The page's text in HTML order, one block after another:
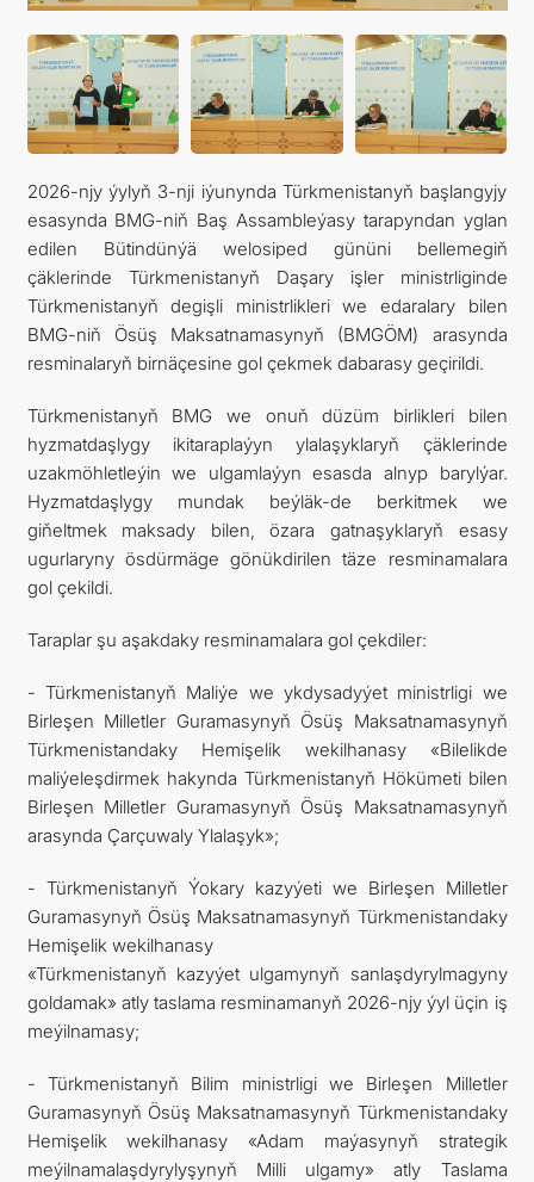
2026-njy ýylyň 3-nji iýunynda Türkmenistanyň başlangyjy
esasynda BMG-niň Baş Assambleýasy tarapyndan yglan
edilen Bütindünýä welosiped gününi bellemegiň
çäklerinde Türkmenistanyň Daşary işler ministrliginde
Türkmenistanyň degişli ministrlikleri we edaralary bilen
BMG-niň Ösüş Maksatnamasynyň (BMGÖM) arasynda
resminalaryň birnäçesine gol çekmek dabarasy geçirildi.
Türkmenistanyň BMG we onuň düzüm birlikleri bilen
hyzmatdaşlygy ikitaraplaýyn ylalaşyklaryň çäklerinde
uzakmöhletleýin we ulgamlaýyn esasda alnyp barylýar.
Hyzmatdaşlygy mundak beýläk-de berkitmek we
giňeltmek maksady bilen, özara gatnaşyklaryň esasy
ugurlaryny ösdürmäge gönükdirilen täze resminamalara
gol çekildi.
Taraplar şu aşakdaky resminamalara gol çekdiler:
- Türkmenistanyň Maliýe we ykdysadyýet ministrligi we
Birleşen Milletler Guramasynyň Ösüş Maksatnamasynyň
Türkmenistandaky Hemişelik wekilhanasy «Bilelikde
maliýeleşdirmek hakynda Türkmenistanyň Hökümeti bilen
Birleşen Milletler Guramasynyň Ösüş Maksatnamasynyň
arasynda Çarçuwaly Ylalaşyk»;
- Türkmenistanyň Ýokary kazyýeti we Birleşen Milletler
Guramasynyň Ösüş Maksatnamasynyň Türkmenistandaky
Hemişelik wekilhanasy
«Türkmenistanyň kazyýet ulgamynyň sanlaşdyrylmagyny
goldamak» atly taslama resminamanyň 2026-njy ýyl üçin iş
meýilnamasy;
- Türkmenistanyň Bilim ministrligi we Birleşen Milletler
Guramasynyň Ösüş Maksatnamasynyň Türkmenistandaky
Hemişelik wekilhanasy «Adam maýasynyň strategik
meýilnamalaşdyrylyşynyň Milli ulgamy» atly Taslama